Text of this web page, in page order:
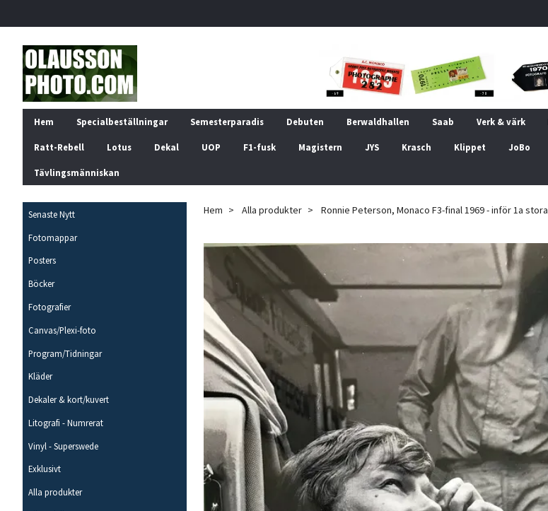
Hem Specialbeställningar Semesterparadis Debuten Berwaldhallen Saab Verk & värk
Ratt-Rebell Lotus Dekal UOP F1-fusk Magistern JYS Krasch Klippet JoBo
Tävlingsmänniskan
Senaste Nytt
Fotomappar
Posters
Böcker
Fotografier
Canvas/Plexi-foto
Program/Tidningar
Kläder
Dekaler & kort/kuvert
Litografi - Numrerat
Vinyl - Superswede
Exklusivt
Alla produkter
Hem Alla produkter Ronnie Peterson, Monaco F3-final 1969 - inför 1a